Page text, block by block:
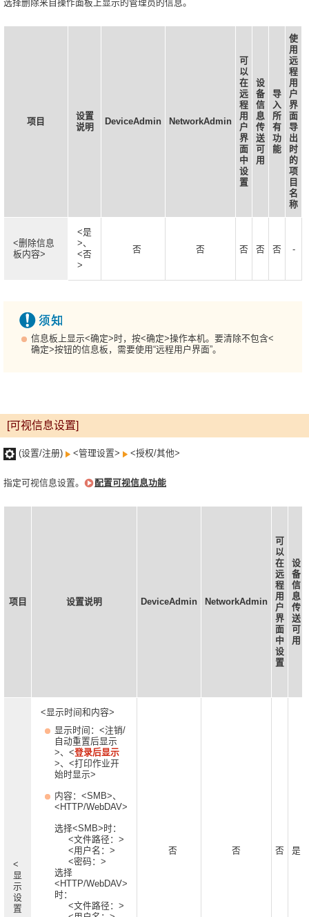
选择删除来自操作面板上显示的管理员的信息。
项目
设置
说明
DeviceAdmin NetworkAdmin
可
以
在
远
程
用
户
界
面
中
设
置
设
备
信
息
传
送
可
用
导
入
所
有
功
能
使
用
远
程
用
户
界
面
导
出
时
的
项
目
名
称
<删除信息
板内容>
<是
>、
<否
>
否 否 否 否 否 -
信息板上显示<确定>时，按<确定>操作本机。要清除不包含<
确定>按钮的信息板，需要使用“远程用户界面”。
[可视信息设置]
(设置/注册) <管理设置> <授权/其他>
指定可视信息设置。 配置可视信息功能
项目 设置说明 DeviceAdmin NetworkAdmin
可
以
在
远
程
用
户
界
面
中
设
置
设
备
信
息
传
送
可
用
<
显
示
设
置
<显示时间和内容>
显示时间：<注销/
自动重置后显示
>、<登录后显示
>、<打印作业开
始时显示>
内容：<SMB>、
<HTTP/WebDAV>
选择<SMB>时：
<文件路径：>
<用户名：>
<密码：>
选择
<HTTP/WebDAV>
时：
<文件路径：>
否 否 否 是